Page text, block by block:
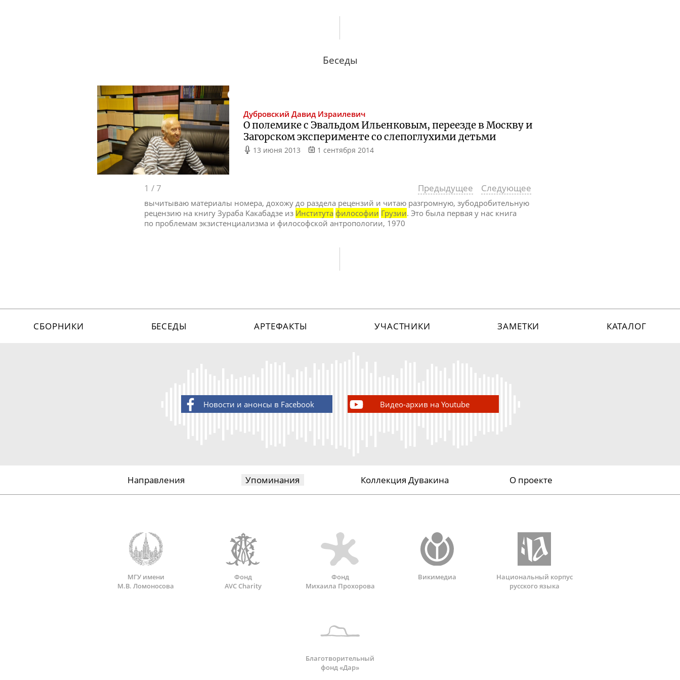
Беседы
Дубровский Давид Израилевич
О полемике с Эвальдом Ильенковым, переезде в Москву и
Загорском эксперименте со слепоглухими детьми
13 июня 2013 1 сентября 2014
1 / 7 Предыдущее Следующее
вычитываю материалы номера, дохожу до раздела рецензий и читаю разгромную, зубодробительную
рецензию на книгу Зураба Какабадзе из Института философии Грузии. Это была первая у нас книга
по проблемам экзистенциализма и философской антропологии, 1970
СБОРНИКИ БЕСЕДЫ АРТЕФАКТЫ УЧАСТНИКИ ЗАМЕТКИ КАТАЛОГ
Новости и анонсы в Facebook Видео-архив на Youtube
Направления Упоминания Коллекция Дувакина О проекте
МГУ имени
М.В. Ломоносова
Фонд
AVC Charity
Фонд
Михаила Прохорова
Викимедиа
Национальный корпус
русского языка
Благотворительный
фонд «Дар»